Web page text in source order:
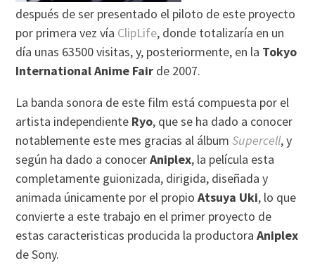
después de ser presentado el piloto de este proyecto
por primera vez vía ClipLife, donde totalizaría en un
día unas 63500 visitas, y, posteriormente, en la Tokyo
International Anime Fair de 2007.
La banda sonora de este film está compuesta por el
artista independiente Ryo, que se ha dado a conocer
notablemente este mes gracias al álbumSupercell, y
según ha dado a conocerAniplex, la película esta
completamente guionizada, dirigida, diseñada y
animada únicamente por el propioAtsuya Uki, lo que
convierte a este trabajo en el primer proyecto de
estas caracteristicas producida la productoraAniplex
de Sony.